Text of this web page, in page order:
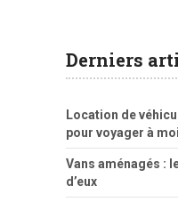
Derniers
Location de
pour voyager à
Vans aménagés :
d’eux